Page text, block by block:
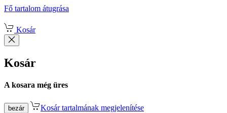
Fő tartalom átugrása
Kosár
Kosár
A kosara még üres
bezár
Kosár tartalmának megjelenítése